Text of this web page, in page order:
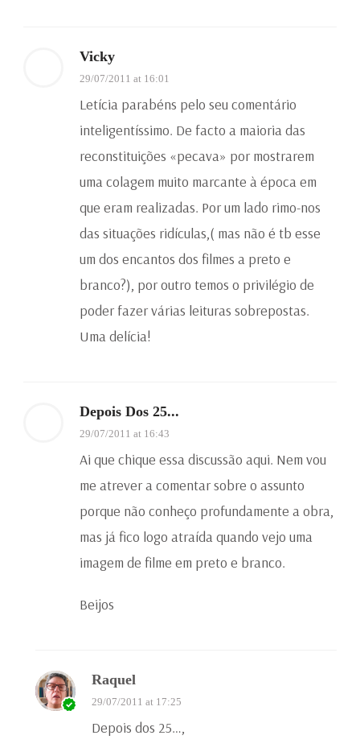
Vicky
29/07/2011 at 16:01
Letícia parabéns pelo seu comentário
inteligentíssimo. De facto a maioria das
reconstituições «pecava» por mostrarem
uma colagem muito marcante à época em
que eram realizadas. Por um lado rimo-nos
das situações ridículas,( mas não é tb esse
um dos encantos dos filmes a preto e
branco?), por outro temos o privilégio de
poder fazer várias leituras sobrepostas.
Uma delícia!
Depois Dos 25...
29/07/2011 at 16:43
Ai que chique essa discussão aqui. Nem vou
me atrever a comentar sobre o assunto
porque não conheço profundamente a obra,
mas já fico logo atraída quando vejo uma
imagem de filme em preto e branco.
Beijos
Raquel
29/07/2011 at 17:25
Depois dos 25…,